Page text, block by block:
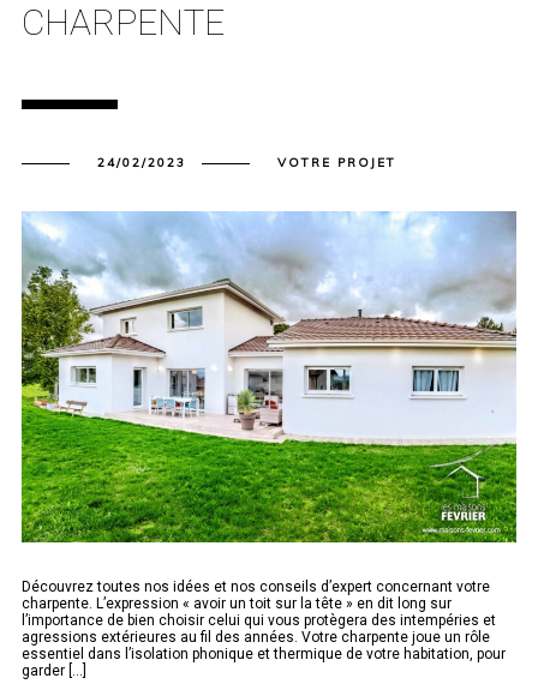
CHARPENTE
24/02/2023 VOTRE PROJET
Découvrez toutes nos idées et nos conseils d’expert concernant votre
charpente. L’expression « avoir un toit sur la tête » en dit long sur
l’importance de bien choisir celui qui vous protègera des intempéries et
agressions extérieures au fil des années. Votre charpente joue un rôle
essentiel dans l’isolation phonique et thermique de votre habitation, pour
garder [...]